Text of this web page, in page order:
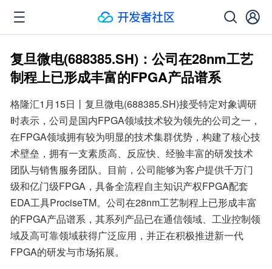
复旦微电(688385.SH)：公司在28nm工艺
制程上已形成丰富的FPGA产品谱系
格隆汇1月15日丨复旦微电(688385.SH)接受特定对象调研
时表示，公司是国内FPGA领域技术较为领先的公司之一，
在FPGA领域拥有较为明显的技术集群优势，构建了核心技
术壁垒，拥有一支素质高、反应快、经验丰富的研发技术
团队与销售服务团队。目前，公司能够为客户提供千万门
级和亿门级FPGA，具备全流程自主知识产权FPGA配套
EDA工具ProciseTM。公司在28nm工艺制程上已形成丰富
的FPGA产品谱系，其系列产品已在通信领域、工业控制领
域及高可靠领域获得广泛应用，并正在积极推进新一代
FPGA的研发与市场拓展。